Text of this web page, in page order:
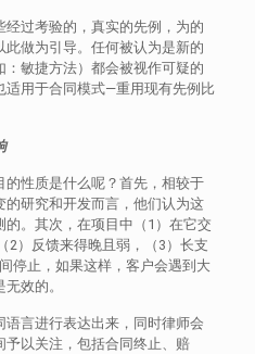
过考验的，真实的先例，为的
做为引导。任何被认为是新的
敏捷方法）都会被视作可疑的
适用于合同模式—重用现有先例比
性质是什么呢？首先，相较于
研究和开发而言，他们认为这
。其次，在项目中（1）在它交
2）反馈来得晚且弱，（3）长支
停止，如果这样，客户会遇到大
效的。
言进行表达出来，同时律师会
以关注，包括合同终止、赔